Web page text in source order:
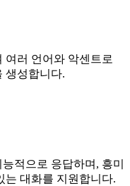
여러 언어와 악센트로
생성합니다.
적으로 응답하며, 흥미
는 대화를 지원합니다.